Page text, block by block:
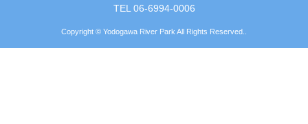
TEL 06-6994-0006
Copyright © Yodogawa River Park All Rights Reserved..